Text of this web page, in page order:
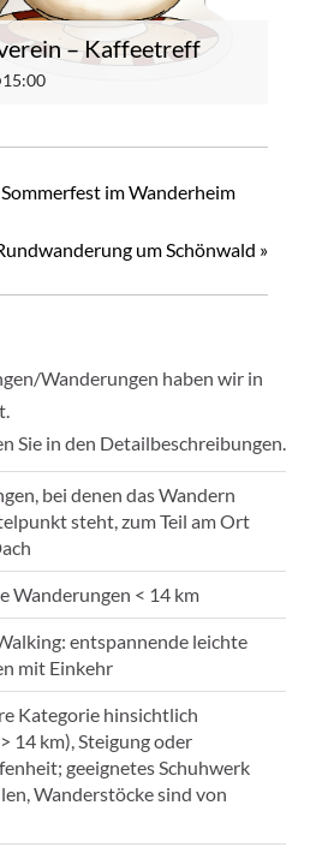
– Kaffeetreff
im Wanderheim
um Schönwald »
Wanderungen haben wir in
Sie in den Detailbeschreibungen.
bei denen das Wandern
steht, zum Teil am Ort
Wanderungen < 14 km
entspannende leichte
mit Einkehr
Kategorie hinsichtlich
14 km), Steigung oder
geeignetes Schuhwerk
Wanderstöcke sind von